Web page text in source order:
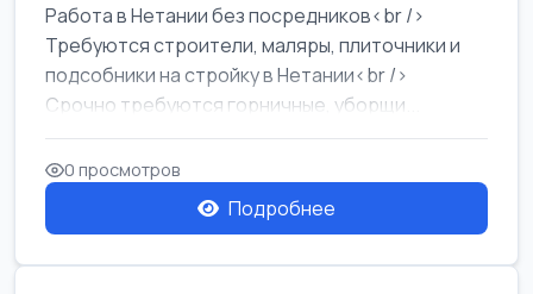
Работа в Нетании без посредников<br />
Требуются строители, маляры, плиточники и
подсобники на стройку в Нетании<br />
Срочно требуются горничные, уборщи...
0 просмотров
Подробнее